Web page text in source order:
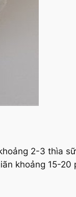
2-3 thìa
khoảng 15-